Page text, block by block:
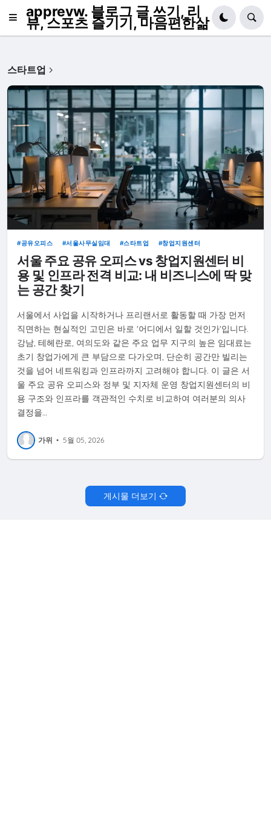
apprevw. 블로그 글 쓰기, 리
뷰, 스포츠 즐기기, 마음편한삶
스타트업
공유오피스 서울사무실임대 스타트업 창업지원센터
서울 주요 공유 오피스 vs 창업지원센터 비
용 및 인프라 전격 비교: 내 비즈니스에 딱 맞
는 공간 찾기
서울에서 사업을 시작하거나 프리랜서로 활동할 때 가장 먼저
직면하는 현실적인 고민은 바로 '어디에서 일할 것인가'입니다.
강남, 테헤란로, 여의도와 같은 주요 업무 지구의 높은 임대료는
초기 창업가에게 큰 부담으로 다가오며, 단순히 공간만 빌리는
것을 넘어 네트워킹과 인프라까지 고려해야 합니다. 이 글은 서
울 주요 공유 오피스와 정부 및 지자체 운영 창업지원센터의 비
용 구조와 인프라를 객관적인 수치로 비교하여 여러분의 의사
결정을…
가위 • 5월 05, 2026
게시물 더보기